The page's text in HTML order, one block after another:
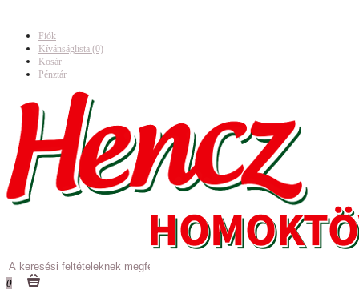
Fiók
Kívánságlista (0)
Kosár
Pénztár
0